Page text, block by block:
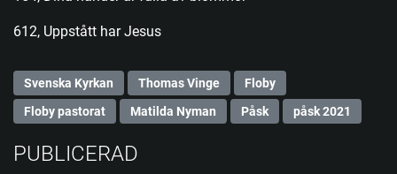
612, Uppstått har Jesus
Svenska Kyrkan Thomas Vinge
Floby
Floby pastorat
Matilda Nyman Påsk påsk 2021
PUBLICERAD